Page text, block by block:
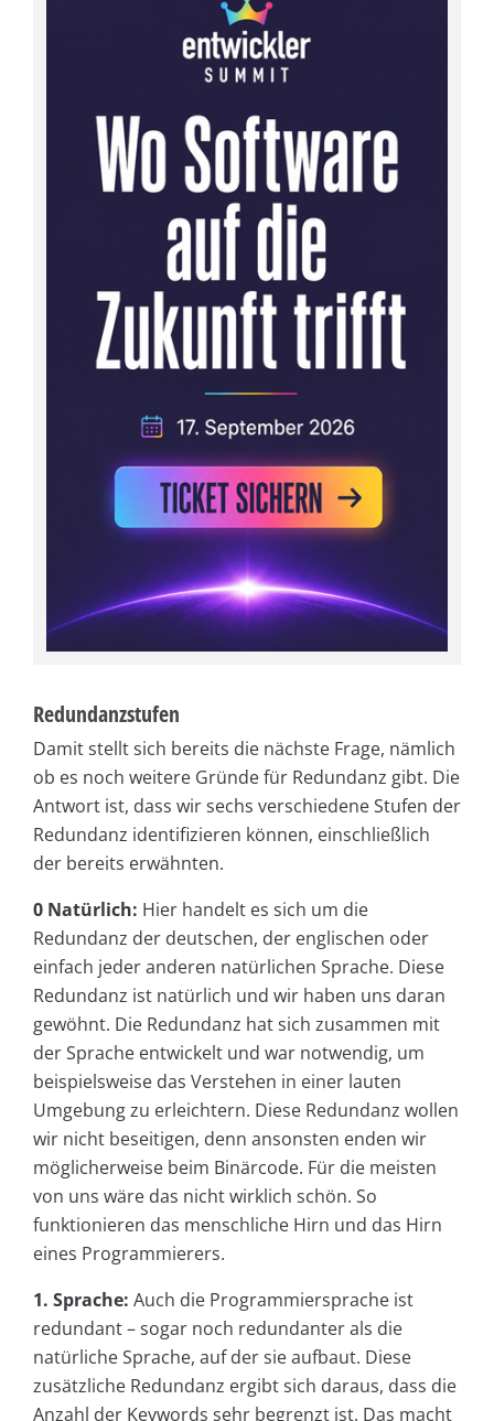
Redundanzstufen
Damit stellt sich bereits die nächste Frage, nämlich
ob es noch weitere Gründe für Redundanz gibt. Die
Antwort ist, dass wir sechs verschiedene Stufen der
Redundanz identifizieren können, einschließlich
der bereits erwähnten.
0 Natürlich: Hier handelt es sich um die
Redundanz der deutschen, der englischen oder
einfach jeder anderen natürlichen Sprache. Diese
Redundanz ist natürlich und wir haben uns daran
gewöhnt. Die Redundanz hat sich zusammen mit
der Sprache entwickelt und war notwendig, um
beispielsweise das Verstehen in einer lauten
Umgebung zu erleichtern. Diese Redundanz wollen
wir nicht beseitigen, denn ansonsten enden wir
möglicherweise beim Binärcode. Für die meisten
von uns wäre das nicht wirklich schön. So
funktionieren das menschliche Hirn und das Hirn
eines Programmierers.
1. Sprache: Auch die Programmiersprache ist
redundant – sogar noch redundanter als die
natürliche Sprache, auf der sie aufbaut. Diese
zusätzliche Redundanz ergibt sich daraus, dass die
Anzahl der Keywords sehr begrenzt ist. Das macht